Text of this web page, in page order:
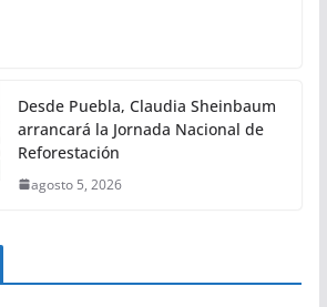
Desde Puebla, Claudia Sheinbaum
arrancará la Jornada Nacional de
Reforestación
agosto 5, 2026